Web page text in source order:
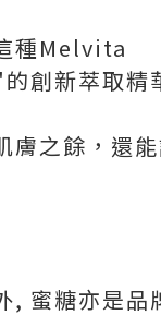
種Melvita
創新萃取精
膚之餘，還
, 蜜糖亦是品